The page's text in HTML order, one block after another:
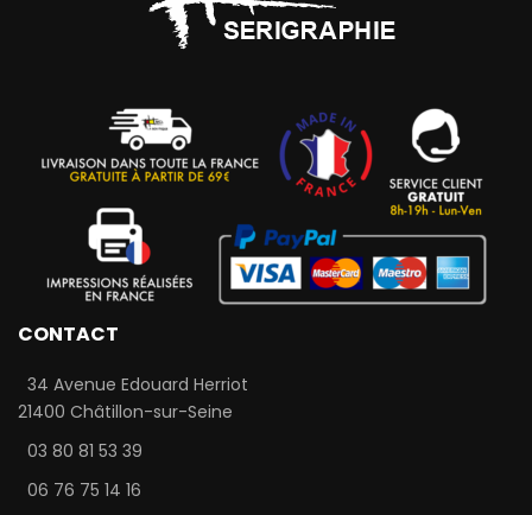
CONTACT
34 Avenue Edouard Herriot
21400 Châtillon-sur-Seine
03 80 81 53 39
06 76 75 14 16